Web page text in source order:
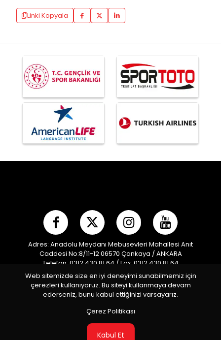
Linki Kopyala
Adres: Anadolu Meydanı Mebusevleri Mahallesi Anıt
Caddesi No:8/11-12 06570 Çankaya / ANKARA
Telefon: 0312 430 81 64 / Fax: 0312 430 81 64
E-posta:info@mpf.org.tr/ Kep Adresi:
modernpentatlonfederasyonu@hs01.kep.tr
Türkiye Modern Pentatlon Federasyonu © 2026 Tüm
Hakları Saklıdır
Web sitemizde size en iyi deneyimi sunabilmemiz için
çerezleri kullanıyoruz. Bu siteyi kullanmaya devam
ederseniz, bunu kabul ettiğinizi varsayarız.
Çerez Politikası
Kabul Et